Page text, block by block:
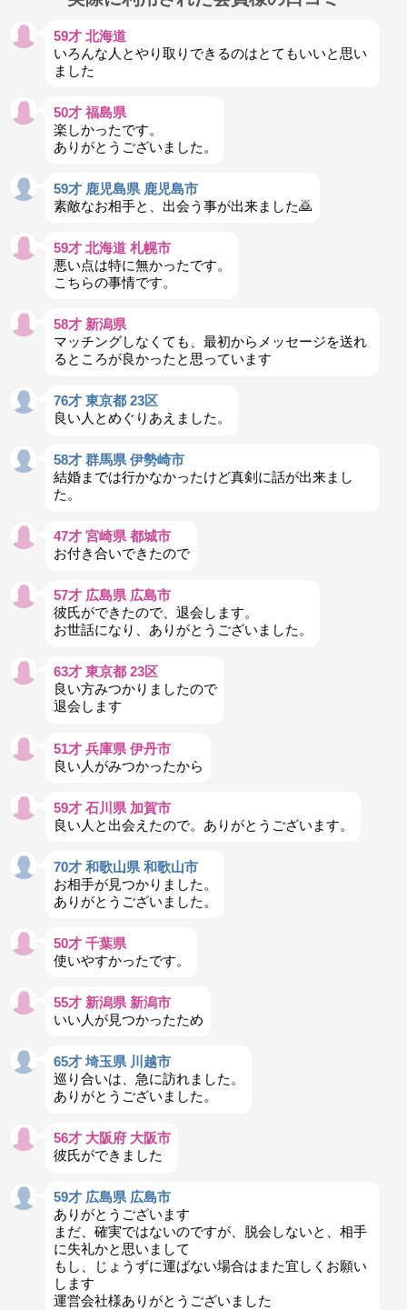
59才 北海道
いろんな人とやり取りできるのはとてもいいと思い
ました
50才 福島県
楽しかったです。
ありがとうございました。
59才 鹿児島県 鹿児島市
素敵なお相手と、出会う事が出来ました🙇
59才 北海道 札幌市
悪い点は特に無かったです。
こちらの事情です。
58才 新潟県
マッチングしなくても、最初からメッセージを送れ
るところが良かったと思っています
76才 東京都 23区
良い人とめぐりあえました。
58才 群馬県 伊勢崎市
結婚までは行かなかったけど真剣に話が出来まし
た。
47才 宮崎県 都城市
お付き合いできたので
57才 広島県 広島市
彼氏ができたので、退会します。
お世話になり、ありがとうございました。
63才 東京都 23区
良い方みつかりましたので
退会します
51才 兵庫県 伊丹市
良い人がみつかったから
59才 石川県 加賀市
良い人と出会えたので。ありがとうございます。
70才 和歌山県 和歌山市
お相手が見つかりました。
ありがとうございました。
50才 千葉県
使いやすかったです。
55才 新潟県 新潟市
いい人が見つかったため
65才 埼玉県 川越市
巡り合いは、急に訪れました。
ありがとうございました。
56才 大阪府 大阪市
彼氏ができました
59才 広島県 広島市
ありがとうございます
まだ、確実ではないのですが、脱会しないと、相手
に失礼かと思いまして
もし、じょうずに運ばない場合はまた宜しくお願い
します
運営会社様ありがとうございました